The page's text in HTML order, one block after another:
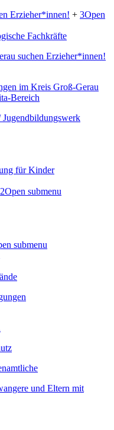
Erzieher*innen! + 3Open
Fachkräfte
suchen Erzieher*innen!
im Kreis Groß-Gerau
Bereich
für Kinder
2Open submenu
submenu
und Eltern mit